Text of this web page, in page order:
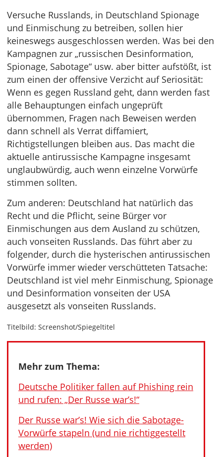
Versuche Russlands, in Deutschland Spionage
und Einmischung zu betreiben, sollen hier
keineswegs ausgeschlossen werden. Was bei den
Kampagnen zur „russischen Desinformation,
Spionage, Sabotage“ usw. aber bitter aufstößt, ist
zum einen der offensive Verzicht auf Seriosität:
Wenn es gegen Russland geht, dann werden fast
alle Behauptungen einfach ungeprüft
übernommen, Fragen nach Beweisen werden
dann schnell als Verrat diffamiert,
Richtigstellungen bleiben aus. Das macht die
aktuelle antirussische Kampagne insgesamt
unglaubwürdig, auch wenn einzelne Vorwürfe
stimmen sollten.
Zum anderen: Deutschland hat natürlich das
Recht und die Pflicht, seine Bürger vor
Einmischungen aus dem Ausland zu schützen,
auch vonseiten Russlands. Das führt aber zu
folgender, durch die hysterischen antirussischen
Vorwürfe immer wieder verschütteten Tatsache:
Deutschland ist viel mehr Einmischung, Spionage
und Desinformation vonseiten der USA
ausgesetzt als vonseiten Russlands.
Titelbild: Screenshot/Spiegeltitel
Mehr zum Thema:
Deutsche Politiker fallen auf Phishing rein
und rufen: „Der Russe war’s!“
Der Russe war’s! Wie sich die Sabotage-
Vorwürfe stapeln (und nie richtiggestellt
werden)